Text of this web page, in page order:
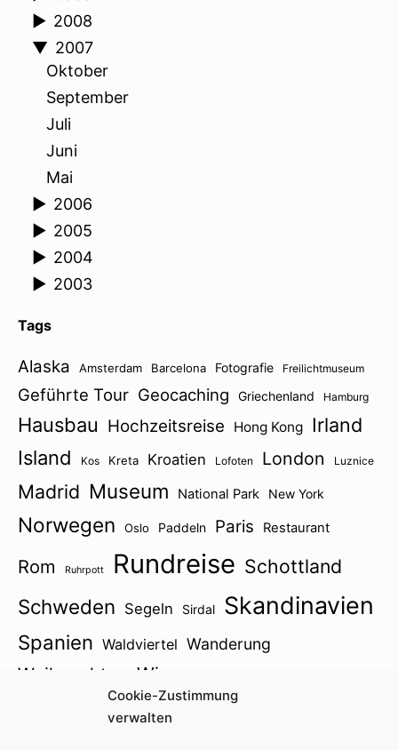
Cookie-Zustimmung
verwalten
► 2008
▼ 2007
Oktober
September
Juli
Juni
Mai
► 2006
► 2005
► 2004
► 2003
Tags
Alaska Amsterdam Barcelona Fotografie Freilichtmuseum
Geführte Tour Geocaching Griechenland Hamburg
Hausbau Hochzeitsreise Hong Kong Irland
Island
Kos Kreta Kroatien Lofoten London Luznice
Madrid Museum National Park New York
Norwegen Oslo Paddeln Paris Restaurant
Rom Ruhrpott Rundreise Schottland
Schweden Segeln Sirdal Skandinavien
Spanien Waldviertel Wanderung
Weihnachten Wien
Österreich2021